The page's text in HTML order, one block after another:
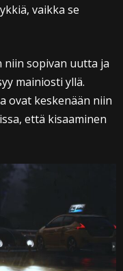
vaikka se
niin sopivan uutta ja
mainiosti yllä.
ovat keskenään niin
että kisaaminen